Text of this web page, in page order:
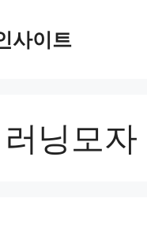
사이트
닝모자